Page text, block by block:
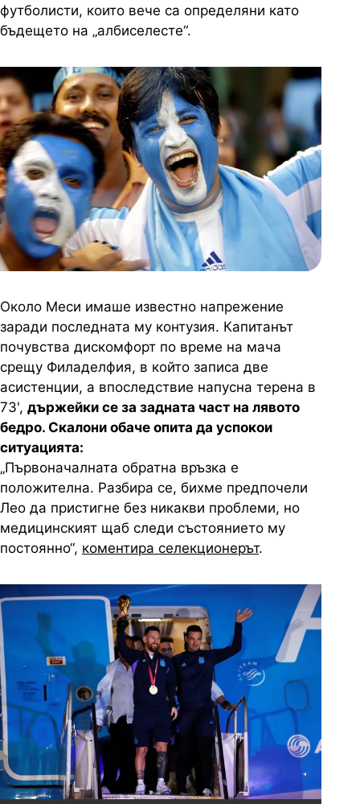
футболисти, които вече са определяни като
бъдещето на „албиселесте“.
Около Меси имаше известно напрежение
заради последната му контузия. Капитанът
почувства дискомфорт по време на мача
срещу Филаделфия, в който записа две
асистенции, а впоследствие напусна терена в
73', държейки се за задната част на лявото
бедро. Скалони обаче опита да успокои
ситуацията:
„Първоначалната обратна връзка е
положителна. Разбира се, бихме предпочели
Лео да пристигне без никакви проблеми, но
медицинският щаб следи състоянието му
постоянно“, коментира селекционерът.